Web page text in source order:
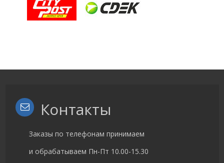
Контакты
Заказы по телефонам принимаем
и обрабатываем Пн-Пт 10.00-15.30